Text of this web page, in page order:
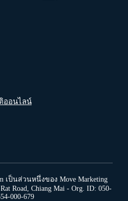
ออนไลน์
เป็นส่วนหนึ่งของ Move Marketing
Road, Chiang Mai - Org. ID: 050-
000-679